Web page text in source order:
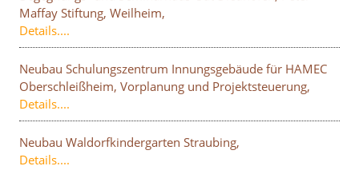
Maffay Stiftung, Weilheim,
Details....
Neubau Schulungszentrum Innungsgebäude für HAMEC
Oberschleißheim, Vorplanung und Projektsteuerung,
Details....
Neubau Waldorfkindergarten Straubing,
Details....